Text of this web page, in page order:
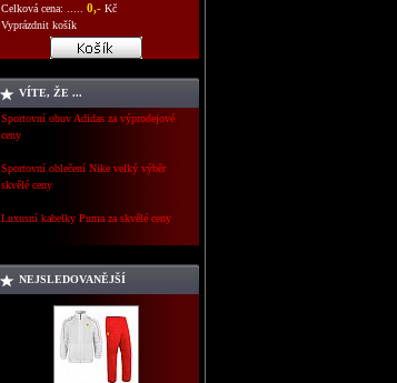
Celková cena: ..... 0,- Kč
Vyprázdnit košík
VÍTE, ŽE ...
Sportovní obuv Adidas za výprodejové
ceny
Sportovní oblečení Nike velký výběr
skvělé ceny
Luxusní kabelky Puma za skvělé ceny
NEJSLEDOVANĚJŠÍ